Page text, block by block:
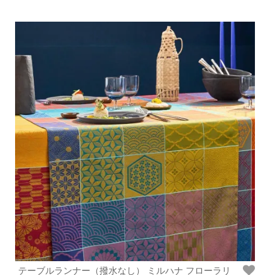
テーブルランナー（撥水なし） ミルハナ フローラリ